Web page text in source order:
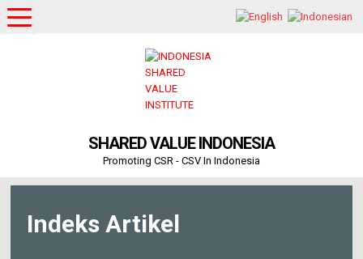
SHARED VALUE INDONESIA
Promoting CSR - CSV In Indonesia
Indeks Artikel